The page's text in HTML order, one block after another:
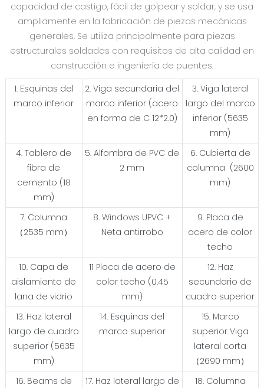
capacidad de castigo, fácil de golpear y soldar, y se usa
ampliamente en la fabricación de piezas mecánicas
generales. Se utiliza principalmente para piezas
estructurales soldadas con requisitos de alta calidad en
construcción e ingeniería de puentes.
1. Esquinas del
marco inferior
2. Viga secundaria del
marco inferior (acero
en forma de C 12*2.0)
3. Viga lateral
largo del marco
inferior (5635
mm)
4. Tablero de
fibra de
cemento (18
mm)
5. Alfombra de PVC de
2 mm
6. Cubierta de
columna (2600
mm)
7. Columna
（2535 mm）
8. Windows UPVC +
Neta antirrobo
9. Placa de
acero de color
techo
10. Capa de
aislamiento de
lana de vidrio
11 Placa de acero de
color techo (0.45
mm)
12. Haz
secundario de
cuadro superior
13. Haz lateral
largo de cuadro
superior (5635
mm)
14. Esquinas del
marco superior
15. Marco
superior Viga
lateral corta
（2690 mm）
16. Beams de
17. Haz lateral largo de
18. Columna